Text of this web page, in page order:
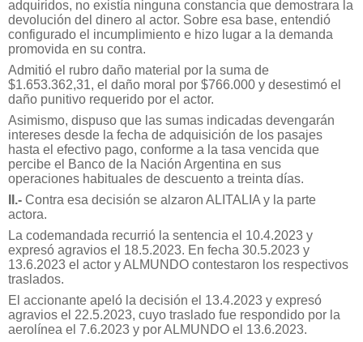
adquiridos, no existía ninguna constancia que demostrara la
devolución del dinero al actor. Sobre esa base, entendió
configurado el incumplimiento e hizo lugar a la demanda
promovida en su contra.
Admitió el rubro daño material por la suma de
$1.653.362,31, el daño moral por $766.000 y desestimó el
daño punitivo requerido por el actor.
Asimismo, dispuso que las sumas indicadas devengarán
intereses desde la fecha de adquisición de los pasajes
hasta el efectivo pago, conforme a la tasa vencida que
percibe el Banco de la Nación Argentina en sus
operaciones habituales de descuento a treinta días.
II.- Contra esa decisión se alzaron ALITALIA y la parte
actora.
La codemandada recurrió la sentencia el 10.4.2023 y
expresó agravios el 18.5.2023. En fecha 30.5.2023 y
13.6.2023 el actor y ALMUNDO contestaron los respectivos
traslados.
El accionante apeló la decisión el 13.4.2023 y expresó
agravios el 22.5.2023, cuyo traslado fue respondido por la
aerolínea el 7.6.2023 y por ALMUNDO el 13.6.2023.